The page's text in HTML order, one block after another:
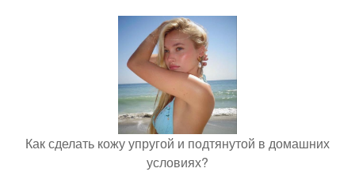
Как сделать кожу упругой и подтянутой в домашних
условиях?